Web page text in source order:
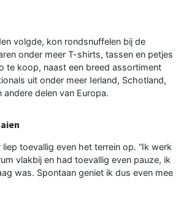
volgde, kon rondsnuffelen bij de
onder meer T-shirts, tassen en petjes
te koop, naast een breed assortiment
uit onder meer Ierland, Schotland,
andere delen van Europa.
toevallig even het terrein op. “Ik werk
vlakbij en had toevallig even pauze, ik
was. Spontaan geniet ik dus even mee